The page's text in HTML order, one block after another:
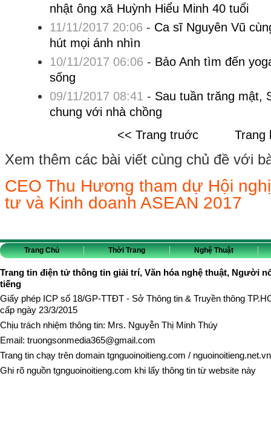
nhật ông xã Huỳnh Hiểu Minh 40 tuổi
11/11/2017 20:06 - Ca sĩ Nguyên Vũ
hút mọi ánh nhìn
10/11/2017 06:06 - Bảo Anh tìm đến
sống
09/11/2017 08:41 - Sau tuần trăng mật,
chung với nhà chồng
<< Trang truớc
Trang
Xem thêm các bài viết cùng chủ đề với
CEO Thu Hương tham dự Hội
tư và Kinh doanh ASEAN 2017
Trang Chủ Thời Trang Nghệ Thuật
Trang tin điện tử thông tin giải trí, Văn hóa nghệ thuật, Người
tiếng
Giấy phép ICP số 18/GP-TTĐT - Sở Thông tin & Truyền thông
cấp ngày 23/3/2015
Chịu trách nhiệm thông tin: Mrs. Nguyễn Thị Minh Thúy
Email: truongsonmedia365@gmail.com
Trang tin chạy trên domain tgnguoinoitieng.com / nguoinoitieng.net.vn
Ghi rõ nguồn tgnguoinoitieng.com khi lấy thông tin từ website này